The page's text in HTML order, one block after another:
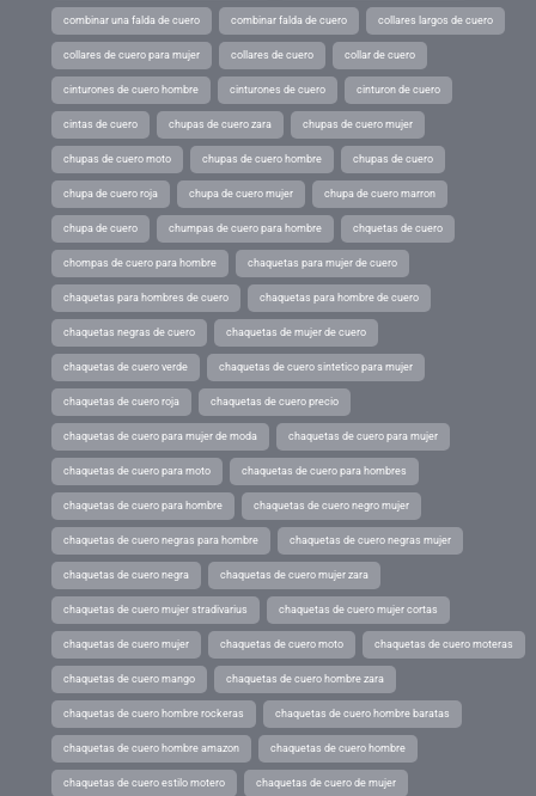
combinar una falda de cuero combinar falda de cuero collares largos de cuero
collares de cuero para mujer collares de cuero collar de cuero
cinturones de cuero hombre cinturones de cuero cinturon de cuero
cintas de cuero chupas de cuero zara chupas de cuero mujer
chupas de cuero moto chupas de cuero hombre chupas de cuero
chupa de cuero roja chupa de cuero mujer chupa de cuero marron
chupa de cuero chumpas de cuero para hombre chquetas de cuero
chompas de cuero para hombre chaquetas para mujer de cuero
chaquetas para hombres de cuero chaquetas para hombre de cuero
chaquetas negras de cuero chaquetas de mujer de cuero
chaquetas de cuero verde chaquetas de cuero sintetico para mujer
chaquetas de cuero roja chaquetas de cuero precio
chaquetas de cuero para mujer de moda chaquetas de cuero para mujer
chaquetas de cuero para moto chaquetas de cuero para hombres
chaquetas de cuero para hombre chaquetas de cuero negro mujer
chaquetas de cuero negras para hombre chaquetas de cuero negras mujer
chaquetas de cuero negra chaquetas de cuero mujer zara
chaquetas de cuero mujer stradivarius chaquetas de cuero mujer cortas
chaquetas de cuero mujer chaquetas de cuero moto chaquetas de cuero moteras
chaquetas de cuero mango chaquetas de cuero hombre zara
chaquetas de cuero hombre rockeras chaquetas de cuero hombre baratas
chaquetas de cuero hombre amazon chaquetas de cuero hombre
chaquetas de cuero estilo motero chaquetas de cuero de mujer